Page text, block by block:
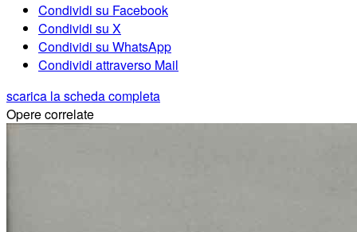
Condividi su Facebook
Condividi su X
Condividi su WhatsApp
Condividi attraverso Mail
scarica la scheda completa
Opere correlate